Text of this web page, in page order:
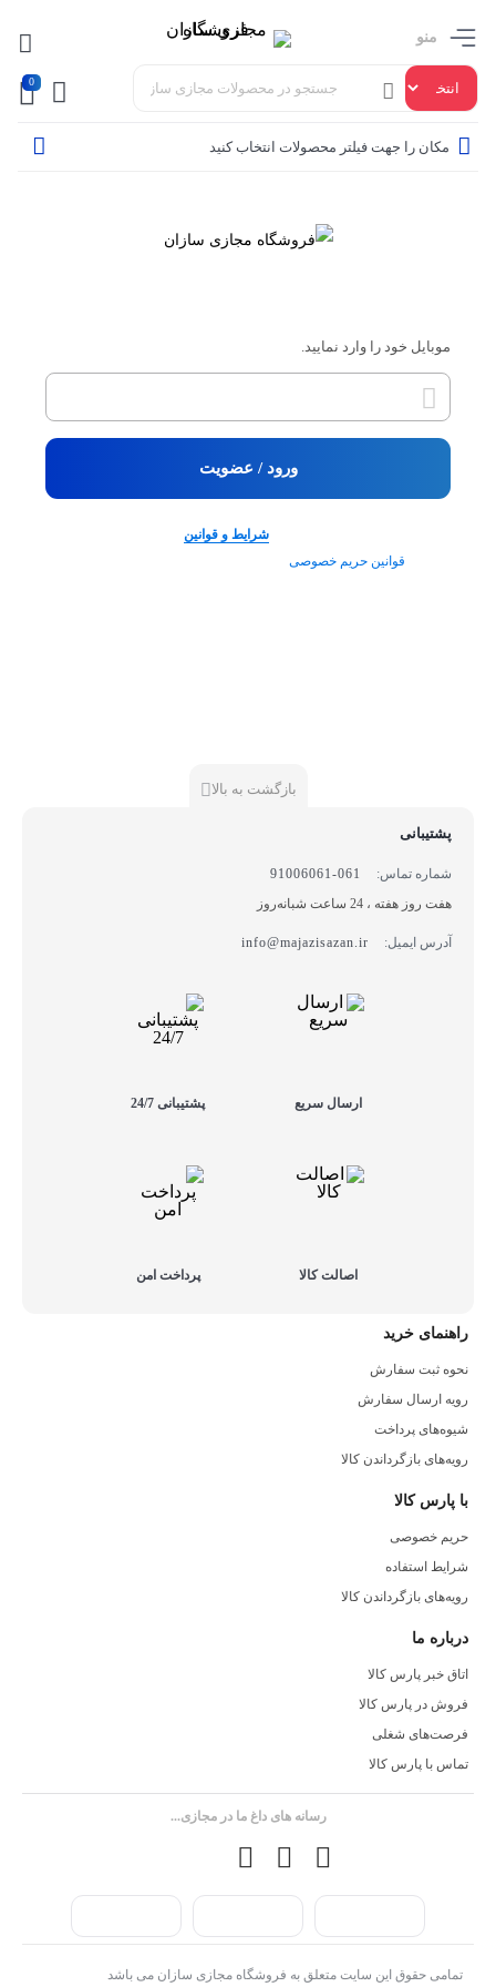
منو
0
مکان را جهت فیلتر محصولات انتخاب کنید
موبایل خود را وارد نمایید.
ورود / عضویت
شرایط و قوانیناستفاده از سرویس های
قوانین حریم خصوصیآن را می‌پذیرید.
بازگشت به بالا
پشتیبانی
شماره تماس:
061-91006061
هفت روز هفته ، 24 ساعت شبانه‌روز
آدرس ایمیل: info@majazisazan.ir
ارسال سریع پشتیبانی 24/7
اصالت کالا پرداخت امن
راهنمای خرید
نحوه ثبت سفارش
رویه ارسال سفارش
شیوه‌های پرداخت
رویه‌های بازگرداندن کالا
با پارس کالا
حریم خصوصی
شرایط استفاده
رویه‌های بازگرداندن کالا
درباره ما
اتاق خبر پارس کالا
فروش در پارس کالا
فرصت‌های شغلی
تماس با پارس کالا
رسانه های داغ ما در مجازی...
تمامی حقوق این سایت متعلق به فروشگاه مجازی سازان می باشد